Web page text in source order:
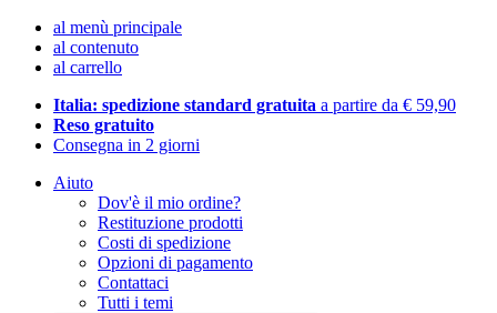
al menù principale
al contenuto
al carrello
Italia: spedizione standard gratuita a partire da € 59,90
Reso gratuito
Consegna in 2 giorni
Aiuto
Dov'è il mio ordine?
Restituzione prodotti
Costi di spedizione
Opzioni di pagamento
Contattaci
Tutti i temi